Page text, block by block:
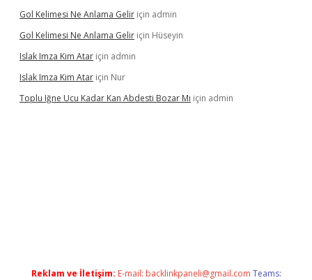
Gol Kelimesi Ne Anlama Gelir için admin
Gol Kelimesi Ne Anlama Gelir için Hüseyin
Islak Imza Kim Atar için admin
Islak Imza Kim Atar için Nur
Toplu Iğne Ucu Kadar Kan Abdesti Bozar Mı için admin
Reklam ve İletişim: E-mail: backlinkpaneli@gmail.com Teams: